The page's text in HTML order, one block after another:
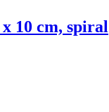
10 cm, spiral